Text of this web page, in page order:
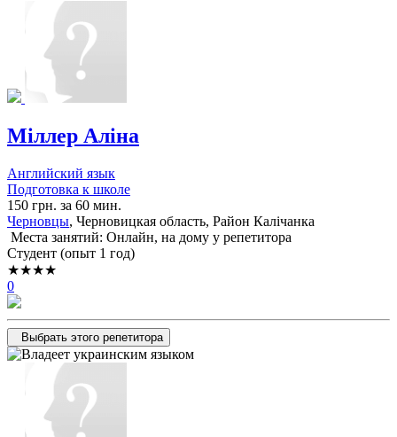
Міллер Аліна
Английский язык
Подготовка к школе
150 грн. за 60 мин.
Черновцы, Черновицкая область, Район Калічанка
Места занятий: Онлайн, на дому у репетитора
Cтудент (опыт 1 год)
★★★★
0
Выбрать этого репетитора